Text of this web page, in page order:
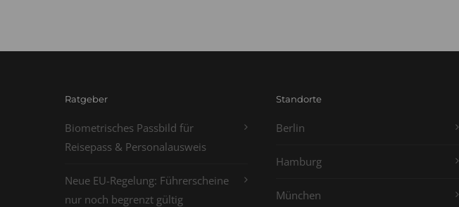
Ratgeber
Biometrisches Passbild für
Reisepass & Personalausweis
Neue EU-Regelung: Führerscheine
nur noch begrenzt gültig
Standorte
Berlin
Hamburg
München